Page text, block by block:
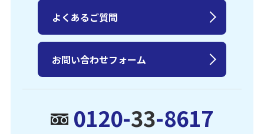
0120-33-8617
よくあるご質問
お問い合わせフォーム